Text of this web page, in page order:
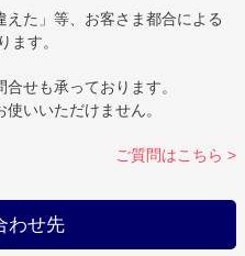
えた」等、お客さま都合による
ます。
せも承っております。
いいただけません。
ご質問はこちら >
わせ先